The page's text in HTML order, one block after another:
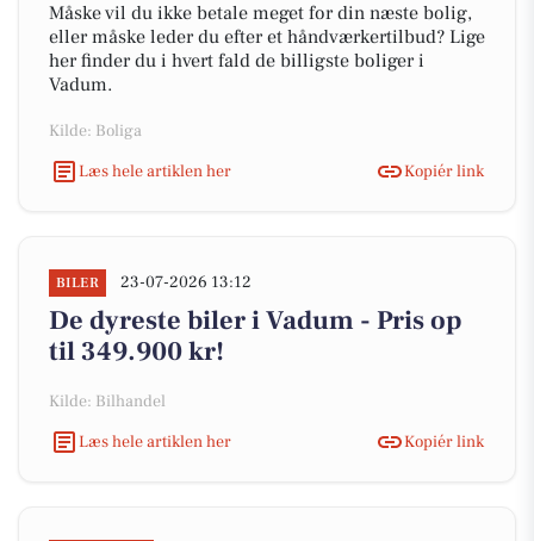
Måske vil du ikke betale meget for din næste bolig,
eller måske leder du efter et håndværkertilbud? Lige
her finder du i hvert fald de billigste boliger i
Vadum.
Kilde: Boliga
Læs hele artiklen her
Kopiér link
BILER 23-07-2026 13:12
De dyreste biler i Vadum - Pris op
til 349.900 kr!
Kilde: Bilhandel
Læs hele artiklen her
Kopiér link